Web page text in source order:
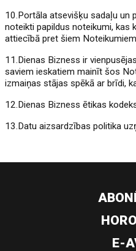
10.Portāla atsevišķu sadaļu un
noteikti papildus noteikumi, kas
attiecībā pret šiem
11.Dienas Bizness ir
saviem ieskatiem mainīt šos
izmaiņas stājas spēkā ar brīdi,
12.Dienas Bizness ētikas
13.Datu aizsardzības politika
E-